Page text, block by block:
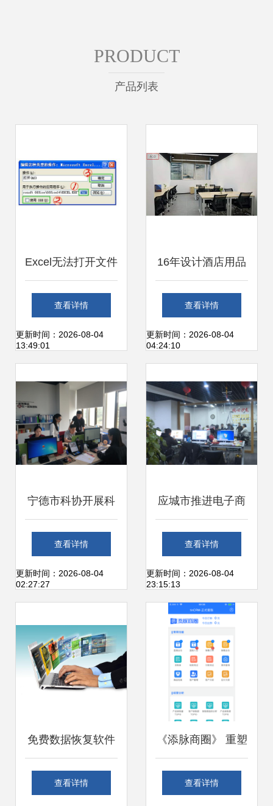
PRODUCT
产品列表
Excel无法打开文件
提示“加密类型不可
用”的原因与解决方
查看详情
更新时间：2026-08-04
13:49:01
16年设计酒店用品
的他，转身开发办
公服务软件 一个灵
店热捧
查看详情
更新时间：2026-08-04
04:24:10
宁德市科协开展科
技信息上门服务 助
力办公服务软件开
查看详情
更新时间：2026-08-04
02:27:27
应城市推进电子商
务发展 以“星火燎
燃”之势点亮农村电
商与办公服务软件
新篇章
查看详情
更新时间：2026-08-04
23:15:13
免费数据恢复软件
给你，你真的敢用
查看详情
《添脉商圈》 重塑
办公服务软件的智
查看详情